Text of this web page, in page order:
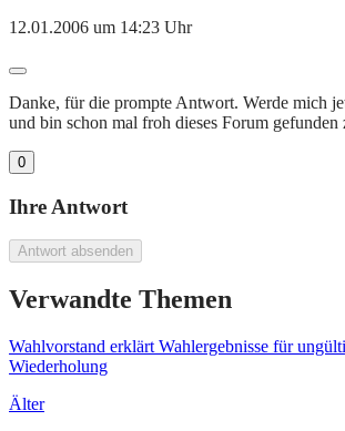
12.01.2006 um 14:23 Uhr
Danke, für die prompte Antwort. Werde mich
und bin schon mal froh dieses Forum gefunden
0
Ihre Antwort
Antwort absenden
Verwandte Themen
Wahlvorstand erklärt Wahlergebnisse für
Wiederholung
Älter